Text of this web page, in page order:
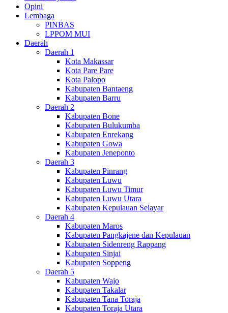
Opini
Lembaga
PINBAS
LPPOM MUI
Daerah
Daerah 1
Kota Makassar
Kota Pare Pare
Kota Palopo
Kabupaten Bantaeng
Kabupaten Barru
Daerah 2
Kabupaten Bone
Kabupaten Bulukumba
Kabupaten Enrekang
Kabupaten Gowa
Kabupaten Jeneponto
Daerah 3
Kabupaten Pinrang
Kabupaten Luwu
Kabupaten Luwu Timur
Kabupaten Luwu Utara
Kabupaten Kepulauan Selayar
Daerah 4
Kabupaten Maros
Kabupaten Pangkajene dan Kepulauan
Kabupaten Sidenreng Rappang
Kabupaten Sinjai
Kabupaten Soppeng
Daerah 5
Kabupaten Wajo
Kabupaten Takalar
Kabupaten Tana Toraja
Kabupaten Toraja Utara